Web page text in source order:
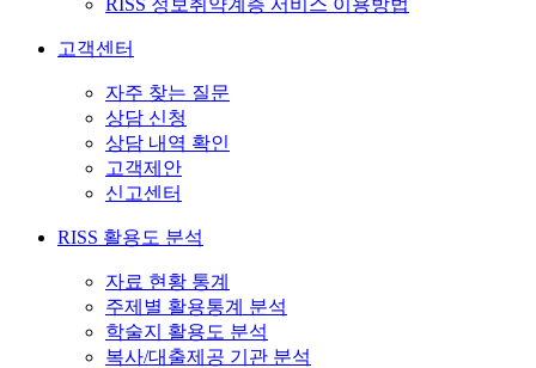
RISS 정보취약계층 서비스 이용방법
고객센터
자주 찾는 질문
상담 신청
상담 내역 확인
고객제안
신고센터
RISS 활용도 분석
자료 현황 통계
주제별 활용통계 분석
학술지 활용도 분석
복사/대출제공 기관 분석